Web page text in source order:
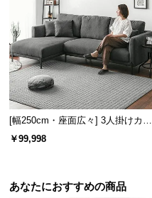
品・
キ
ャ
ン
セ
ル
に
て
[幅250cm・座面広々] 3人掛けカウ
チソファ セパレートスタイル ブラ
￥99,998
あなたにおすすめの商品